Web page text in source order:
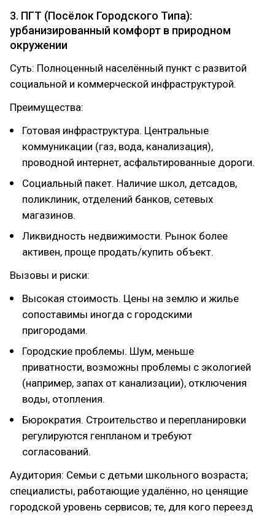
3. ПГТ (Посёлок Городского Типа):
урбанизированный комфорт в природном
окружении
Суть: Полноценный населённый пункт с развитой
социальной и коммерческой инфраструктурой.
Преимущества:
Готовая инфраструктура. Центральные
коммуникации (газ, вода, канализация),
проводной интернет, асфальтированные дороги.
Социальный пакет. Наличие школ, детсадов,
поликлиник, отделений банков, сетевых
магазинов.
Ликвидность недвижимости. Рынок более
активен, проще продать/купить объект.
Вызовы и риски:
Высокая стоимость. Цены на землю и жилье
сопоставимы иногда с городскими
пригородами.
Городские проблемы. Шум, меньше
приватности, возможны проблемы с экологией
(например, запах от канализации), отключения
воды, отопления.
Бюрократия. Строительство и перепланировки
регулируются генпланом и требуют
согласований.
Аудитория: Семьи с детьми школьного возраста;
специалисты, работающие удалённо, но ценящие
городской уровень сервисов; те, для кого переезд